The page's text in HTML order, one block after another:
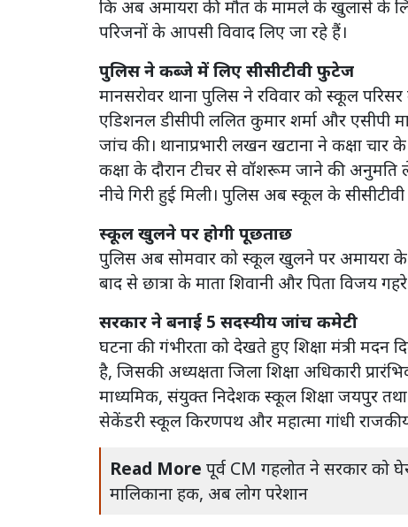
कि अब अमायरा की मौत के मामले के खुलासे के
परिजनों के आपसी विवाद लिए जा रहे हैं।
पुलिस ने कब्जे में लिए सीसीटीवी फुटेज
मानसरोवर थाना पुलिस ने रविवार को स्कूल
एडिशनल डीसीपी ललित कुमार शर्मा और
जांच की। थानाप्रभारी लखन खटाना ने कक्षा
कक्षा के दौरान टीचर से वॉशरूम जाने की
नीचे गिरी हुई मिली। पुलिस अब स्कूल के
स्कूल खुलने पर होगी पूछताछ
पुलिस अब सोमवार को स्कूल खुलने पर अमायरा के
बाद से छात्रा के माता शिवानी और पिता विजय
सरकार ने बनाई 5 सदस्यीय जांच कमेटी
घटना की गंभीरता को देखते हुए शिक्षा मंत्री मदन
है, जिसकी अध्यक्षता जिला शिक्षा अधिकारी
माध्यमिक, संयुक्त निदेशक स्कूल शिक्षा जयपुर तथा
सेकेंडरी स्कूल किरणपथ और महात्मा गांधी राजकीय
Read More पूर्व CM गहलोत ने सरकार को
मालिकाना हक, अब लोग परेशान